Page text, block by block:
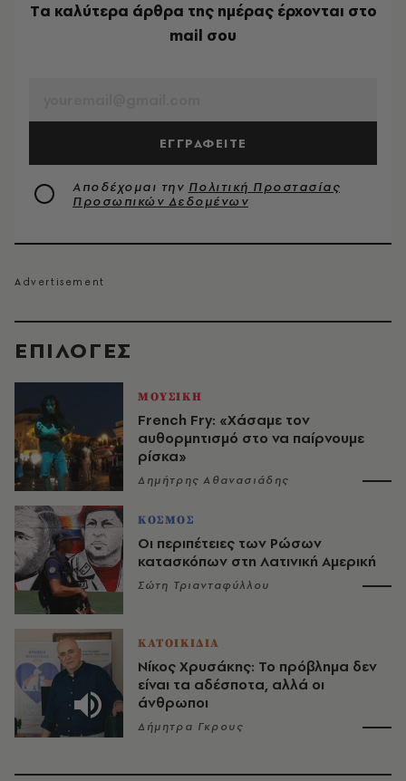
EΠΙΛΟΓΈΣ
ΜΟΥΣΙΚΗ
French Fry: «Χάσαμε τον
αυθορμητισμό στο να παίρνουμε
ρίσκα»
Δημήτρης Αθανασιάδης
ΚΟΣΜΟΣ
Οι περιπέτειες των Ρώσων
κατασκόπων στη Λατινική Αμερική
Σώτη Τριανταφύλλου
ΚΑΤΟΙΚΙΔΙΑ
Νίκος Χρυσάκης: Το πρόβλημα δεν
είναι τα αδέσποτα, αλλά οι
άνθρωποι
Δήμητρα Γκρους
Tα καλύτερα άρθρα της ημέρας έρχονται στο
mail σου
ΕΓΓΡΑΦΕΙΤΕ
Αποδέχομαι την Πολιτική Προστασίας
Προσωπικών Δεδομένων